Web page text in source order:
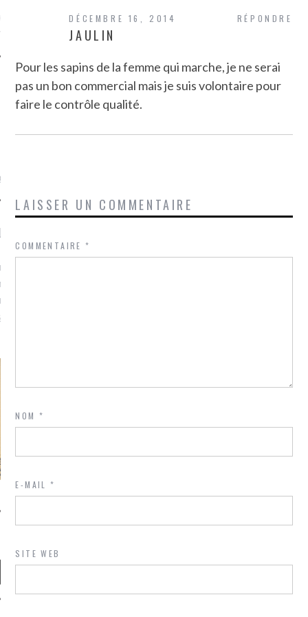
la-femme-qui-
@Isa_Monrozier
ARCACHON
je t'aime, my little bassin
comment ? "
je ne parle presque que
RÉPONDRE
DÉCEMBRE 16, 2014
JAULIN
Pour les sapins de la femme qui marche, je ne serai
pas un bon commercial mais je suis volontaire pour
faire le contrôle qualité.
LAISSER UN COMMENTAIRE
COMMENTAIRE*
NOM*
E-MAIL*
SITE WEB